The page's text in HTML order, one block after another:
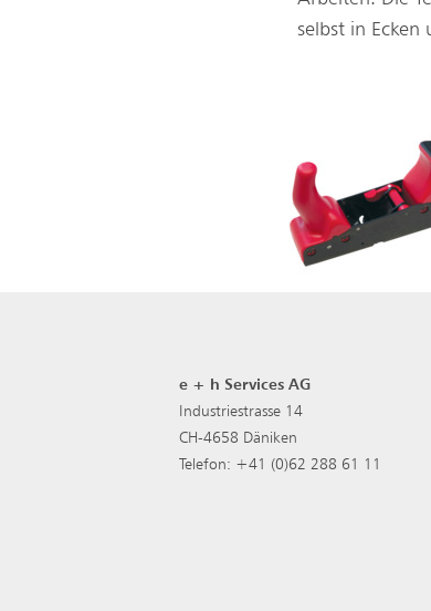
selbst in Ecken
e + h Services AG
Industriestrasse 14
CH-4658 Däniken
Telefon: +41 (0)62 288 61 11